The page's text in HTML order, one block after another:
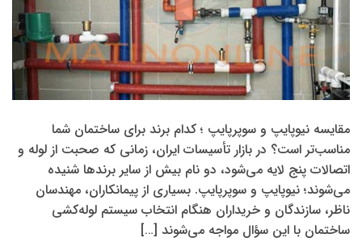
مقایسه نیوپایپ و سوپرپایپ ؛ کدام برند برای ساختمان شما
مناسب‌تر است؟ در بازار تأسیسات ایران، زمانی که صحبت از لوله و
اتصالات پنج لایه می‌شود، دو نام بیش از سایر برندها شنیده
می‌شوند؛ نیوپایپ و سوپرپایپ. بسیاری از پیمانکاران، مهندسان
ناظر، سازندگان و خریداران هنگام انتخاب سیستم لوله‌کشی
ساختمان با این سؤال مواجه می‌شوند […]